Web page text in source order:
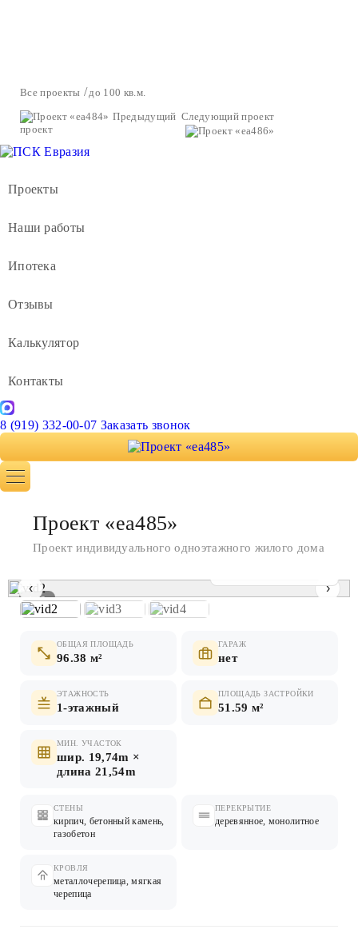
Все проекты
до 100 кв.м.
Предыдущий
проект
Следующий проект
Проекты
Наши работы
Ипотека
Отзывы
Калькулятор
Контакты
8 (919) 332-00-07 Заказать звонок
1 / 3
‹ ›
ОБЩАЯ ПЛОЩАДЬ
96.38 м²
ГАРАЖ
нет
ЭТАЖНОСТЬ
1-этажный
ПЛОЩАДЬ ЗАСТРОЙКИ
51.59 м²
МИН. УЧАСТОК
шир. 19,74m ×
длина 21,54m
СТЕНЫ
кирпич, бетонный камень,
газобетон
ПЕРЕКРЫТИЕ
деревянное, монолитное
КРОВЛЯ
металлочерепица, мягкая
черепица
Проект «ea485»
Проект индивидуального одноэтажного жилого дома